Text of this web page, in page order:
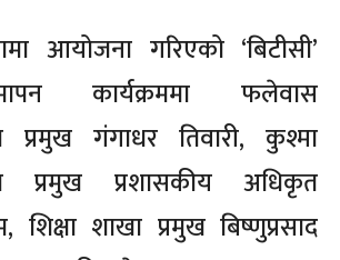
आयोजना गरिएको ‘बिटीसी’
कार्यक्रममा फलेवास
प्रमुख गंगाधर तिवारी, कुश्मा
प्रमुख प्रशासकीय अधिकृत
शिक्षा शाखा प्रमुख बिष्णुप्रसाद